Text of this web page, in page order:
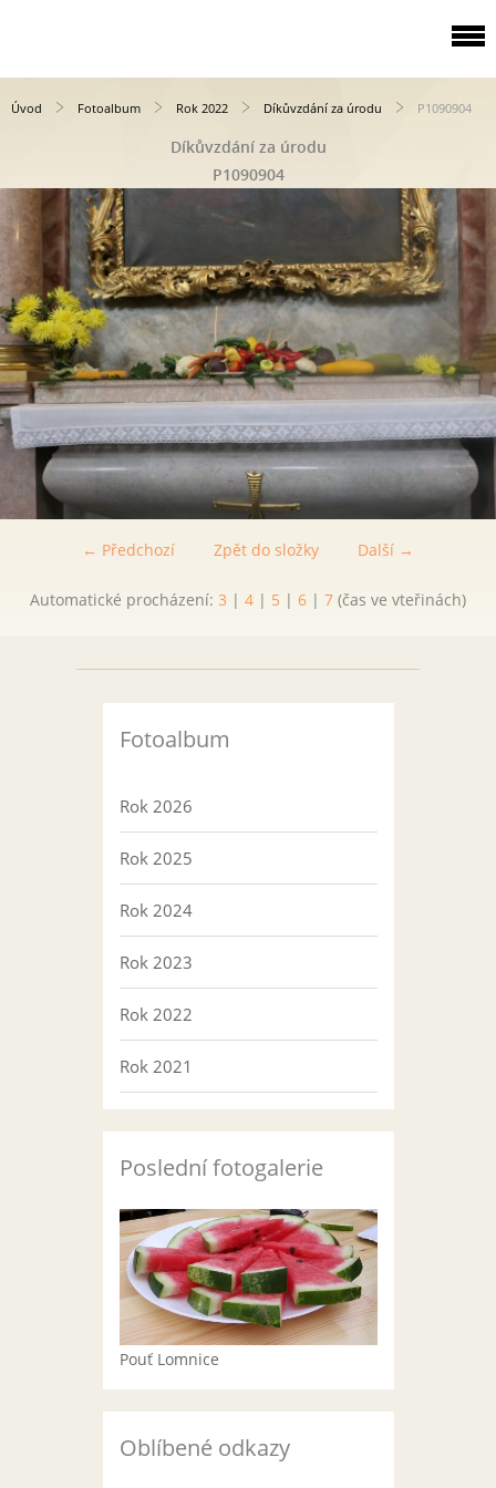
Úvod Fotoalbum Rok 2022 Díkůvzdání za úrodu P1090904
Díkůvzdání za úrodu
P1090904
← Předchozí Další →
Zpět do složky
Automatické procházení: 3 | 4 | 5 | 6 | 7 (čas ve vteřinách)
Fotoalbum
Rok 2026
Rok 2025
Rok 2024
Rok 2023
Rok 2022
Rok 2021
Poslední fotogalerie
Pouť Lomnice
Oblíbené odkazy